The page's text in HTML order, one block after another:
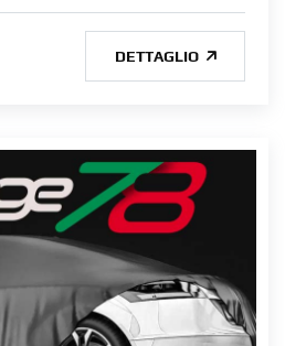
DETTAGLIO